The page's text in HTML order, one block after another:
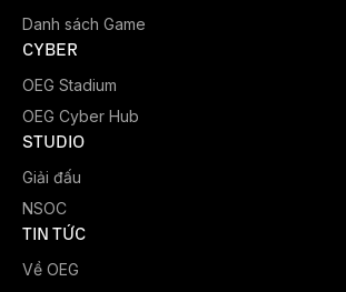
Danh sách Game
CYBER
OEG Stadium
OEG Cyber Hub
STUDIO
Giải đấu
NSOC
TIN TỨC
Về OEG